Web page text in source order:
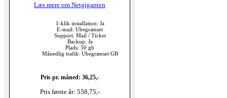
Læs mere om Netgiganten
1-klik installation: Ja
E-mail: Ubegrænset
Support: Mail / Ticket
Backup: Ja
Plads: 50 gb
Månedlig trafik: Ubegrænset GB
Pris pr. måned: 36,25,-
Pris første år: 558,75,-